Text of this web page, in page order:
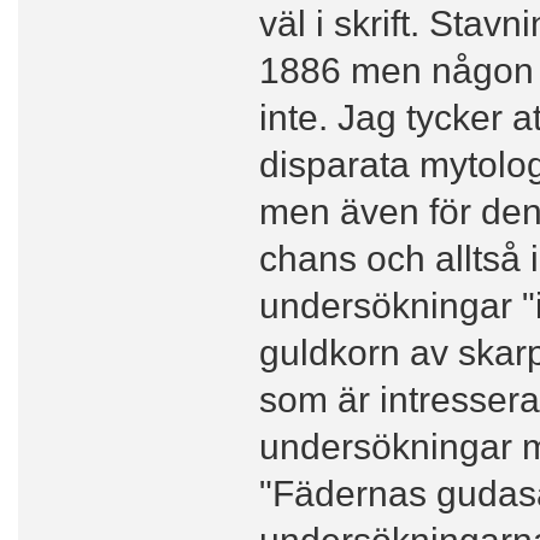
väl i skrift.
1886 men
inte. Jag tycker
disparata
men även för
chans och alltså
undersökningar
guldkorn av
som är
undersökningar
"Fädernas